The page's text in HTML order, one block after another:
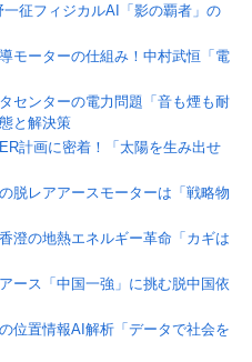
一征フィジカルAI「影の覇者」の
モーターの仕組み！中村武恒「電
センターの電力問題「音も煙も耐
と解決策
計画に密着！「太陽を生み出せ
脱レアアースモーターは「戦略物
澄の地熱エネルギー革命「カギは
ース「中国一強」に挑む脱中国依
位置情報AI解析「データで社会を